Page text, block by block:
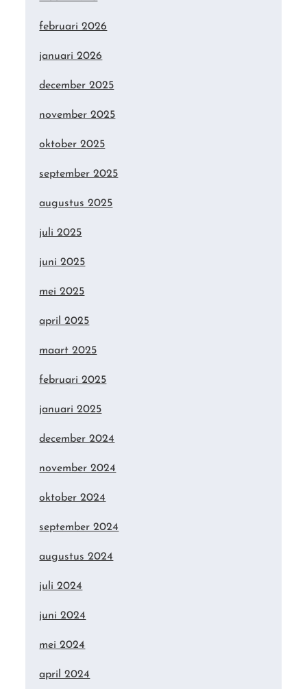
februari 2026
januari 2026
december 2025
november 2025
oktober 2025
september 2025
augustus 2025
juli 2025
juni 2025
mei 2025
april 2025
maart 2025
februari 2025
januari 2025
december 2024
november 2024
oktober 2024
september 2024
augustus 2024
juli 2024
juni 2024
mei 2024
april 2024